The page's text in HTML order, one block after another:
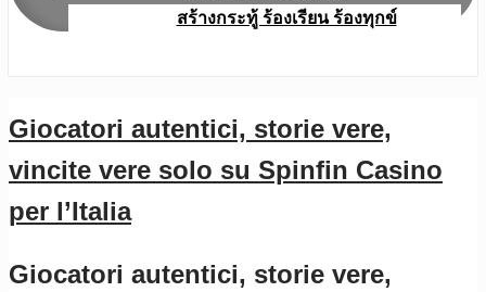
สร้างกระทู้ ร้องเรียน ร้องทุกข์
Giocatori autentici, storie vere,
vincite vere solo su Spinfin Casino
per l’Italia
Giocatori autentici, storie vere,